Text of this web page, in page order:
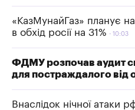
«КазМунайГаз» планує
в обхід росії на 31%
10:03
ФДМУ розпочав аудит
для постраждалого від
Внаслідок нічної атаки